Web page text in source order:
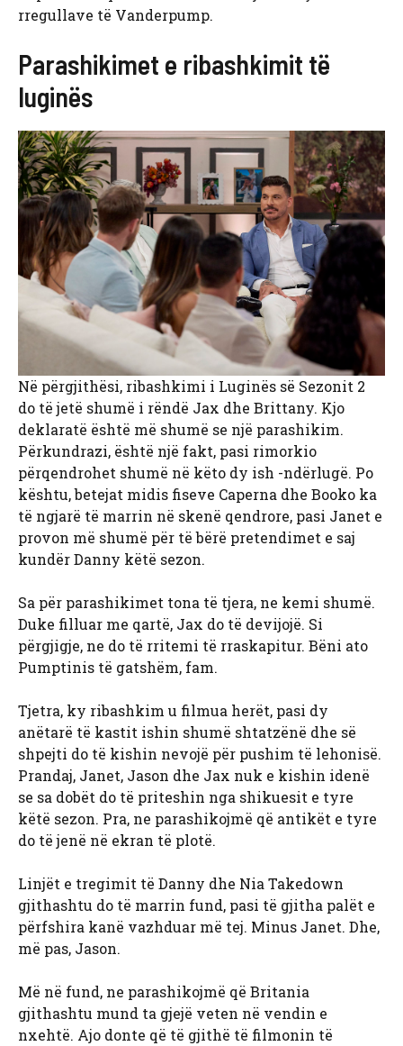
rregullave të Vanderpump.
Parashikimet e ribashkimit të
luginës
Në përgjithësi, ribashkimi i Luginës së Sezonit 2
do të jetë shumë i rëndë Jax dhe Brittany. Kjo
deklaratë është më shumë se një parashikim.
Përkundrazi, është një fakt, pasi rimorkio
përqendrohet shumë në këto dy ish -ndërlugë. Po
kështu, betejat midis fiseve Caperna dhe Booko ka
të ngjarë të marrin në skenë qendrore, pasi Janet e
provon më shumë për të bërë pretendimet e saj
kundër Danny këtë sezon.
Sa për parashikimet tona të tjera, ne kemi shumë.
Duke filluar me qartë, Jax do të devijojë. Si
përgjigje, ne do të rritemi të rraskapitur. Bëni ato
Pumptinis të gatshëm, fam.
Tjetra, ky ribashkim u filmua herët, pasi dy
anëtarë të kastit ishin shumë shtatzënë dhe së
shpejti do të kishin nevojë për pushim të lehonisë.
Prandaj, Janet, Jason dhe Jax nuk e kishin idenë
se sa dobët do të priteshin nga shikuesit e tyre
këtë sezon. Pra, ne parashikojmë që antikët e tyre
do të jenë në ekran të plotë.
Linjët e tregimit të Danny dhe Nia Takedown
gjithashtu do të marrin fund, pasi të gjitha palët e
përfshira kanë vazhduar më tej. Minus Janet. Dhe,
më pas, Jason.
Më në fund, ne parashikojmë që Britania
gjithashtu mund ta gjejë veten në vendin e
nxehtë. Ajo donte që të gjithë të filmonin të